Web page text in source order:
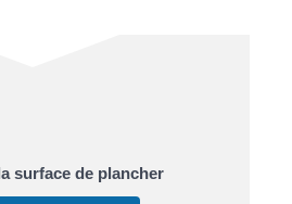
surface de plancher